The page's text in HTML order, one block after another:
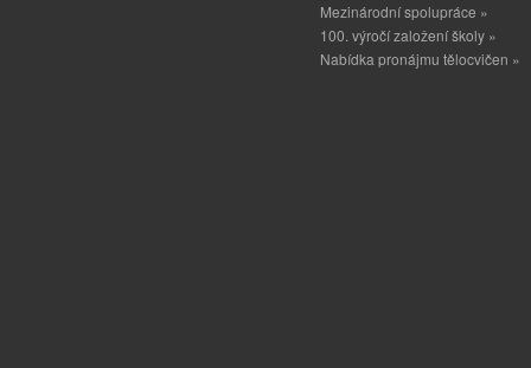
Mezinárodní spolupráce »
100. výročí založení školy »
Nabídka pronájmu tělocvičen »